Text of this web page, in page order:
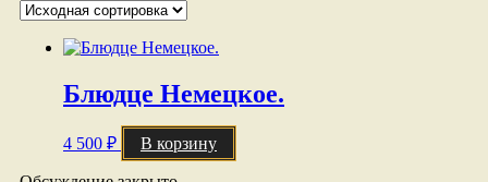
Блюдце Немецкое.
4 500 ₽ В корзину